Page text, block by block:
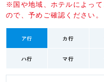
※国や地域、ホテルによっ
ので、予めご確認ください。
ア行 カ行
ハ行 マ行